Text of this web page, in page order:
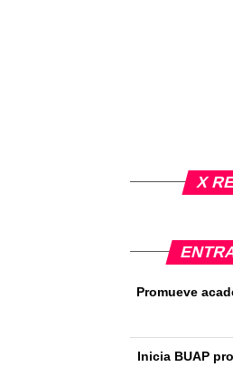
X
Promueve
Inicia BUAP